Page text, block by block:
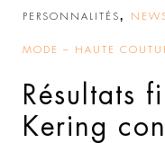
PERSONNALITÉS,
MODE – HAUTE
Résultats
Kering